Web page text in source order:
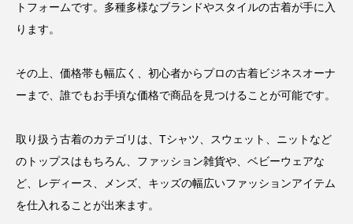
トフォームです。多種多様なブランドやスタイルの古着が手に入
ります。
その上、価格帯も幅広く、初心者からプロの古着ビジネスオーナ
ーまで、誰でもお手頃な価格で商品を見つけることが可能です。
取り扱う古着のカテゴリは、Tシャツ、スウェット、ニットなど
のトップスはもちろん、ファッション雑貨や、ベビーウェアな
ど、レディース、メンズ、キッズの幅広いファッションアイテム
を仕入れることが出来ます。